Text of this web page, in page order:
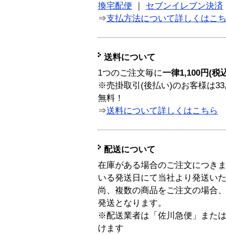
換宅配便 ｜ セブンイレブン決済
⇒支払方法について詳しくはこ
送料について
1つのご注文毎に一律1,100円(税
※売掛取引(後払い)のお客様は
無料！
⇒送料について詳しくはこちら
配送について
在庫がある場合のご注文につき
いる発送日にて当社より発送い
尚、複数の商品をご注文の場合
発送となります。
※配送業者は「佐川急便」また
けます